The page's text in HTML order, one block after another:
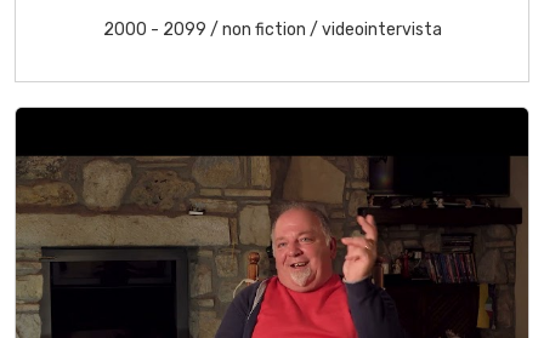
2000 - 2099 / non fiction / videointervista